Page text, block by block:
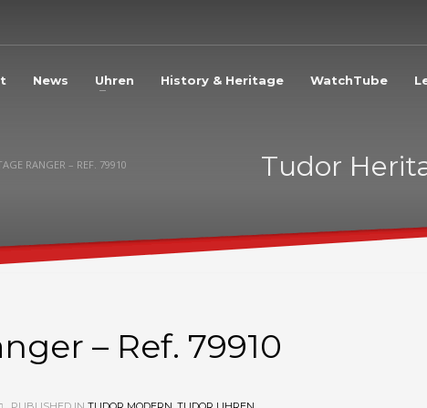
News Uhren History & Heritage WatchTube
RANGER – REF. 79910 Tudor
– Ref. 79910